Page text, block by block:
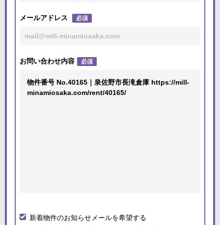
メールアドレス 必須
お問い合わせ内容 必須
新着物件のお知らせメールを希望する